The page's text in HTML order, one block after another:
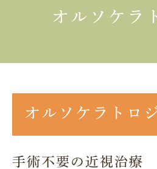
オルソケラ
オルソケラトロ
手術不要の近視治療